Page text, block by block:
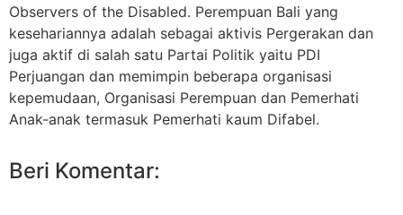
Observers of the Disabled. Perempuan Bali yang
kesehariannya adalah sebagai aktivis Pergerakan dan
juga aktif di salah satu Partai Politik yaitu PDI
Perjuangan dan memimpin beberapa organisasi
kepemudaan, Organisasi Perempuan dan Pemerhati
Anak-anak termasuk Pemerhati kaum Difabel.
Beri Komentar: